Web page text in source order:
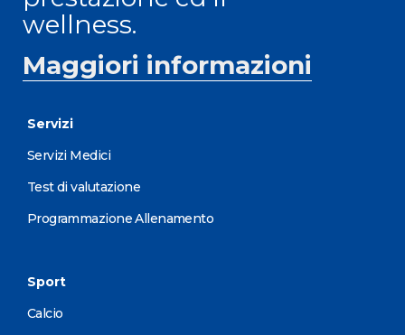
wellness.
Maggiori informazioni
Servizi
Servizi Medici
Test di valutazione
Programmazione Allenamento
Sport
Calcio